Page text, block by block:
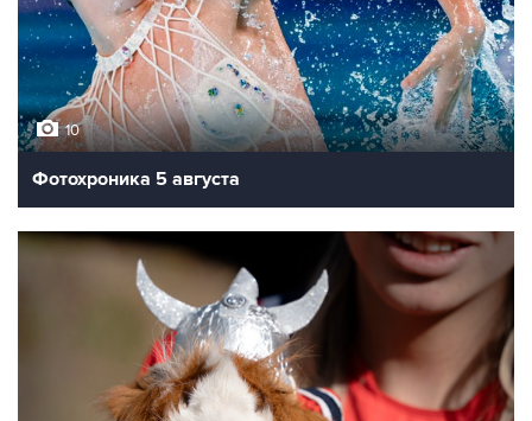
10
Фотохроника 5 августа